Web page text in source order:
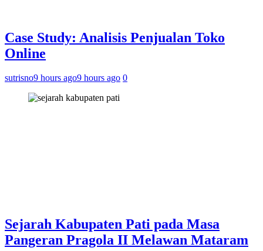
Case Study: Analisis Penjualan Toko
Online
sutrisno9 hours ago9 hours ago 0
Sejarah Kabupaten Pati pada Masa
Pangeran Pragola II Melawan Mataram